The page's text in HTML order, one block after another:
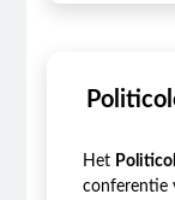
Het
conferentie